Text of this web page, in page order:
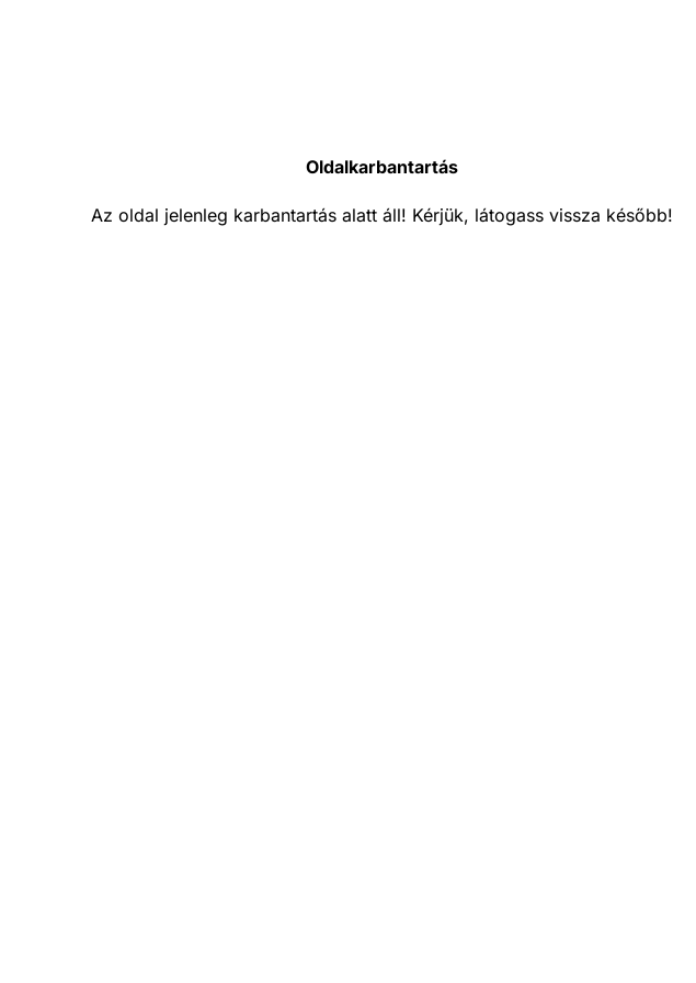
Oldalkarbantartás
Az oldal jelenleg karbantartás alatt áll! Kérjük, látogass vissza később!